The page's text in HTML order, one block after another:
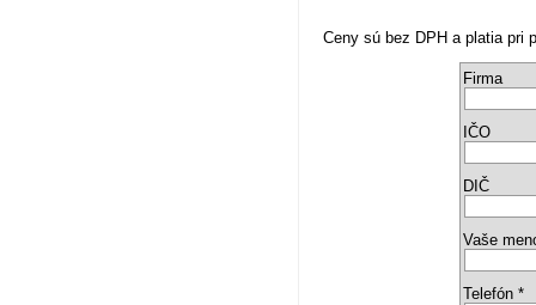
Ceny sú bez DPH a platia pri
Firma
IČO
DIČ
Vaše
Telefón *